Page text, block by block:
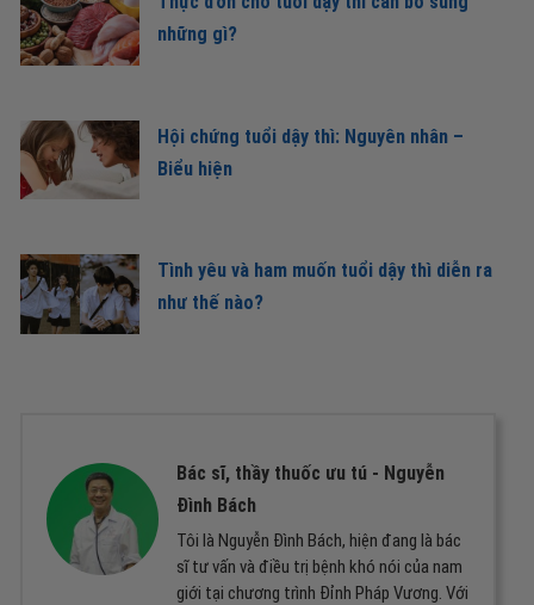
những gì?
Hội chứng tuổi dậy thì: Nguyên nhân –
Biểu hiện
Tình yêu và ham muốn tuổi dậy thì diễn ra
như thế nào?
Bác sĩ, thầy thuốc ưu tú - Nguyễn
Đình Bách
Tôi là Nguyễn Đình Bách, hiện đang là bác
sĩ tư vấn và điều trị bệnh khó nói của nam
giới tại chương trình Đỉnh Pháp Vương. Với